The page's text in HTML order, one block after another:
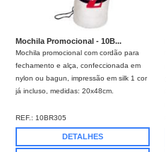
Mochila Promocional - 10B...
Mochila promocional com cordão para
fechamento e alça, confeccionada em
nylon ou bagun, impressão em silk 1 cor
já incluso, medidas: 20x48cm.
REF.: 10BR305
DETALHES